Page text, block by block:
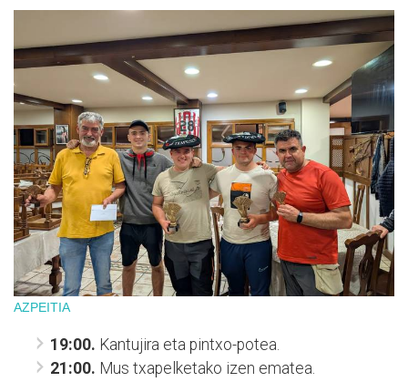
AZPEITIA
19:00. Kantujira eta pintxo-potea.
21:00. Mus txapelketako izen ematea.